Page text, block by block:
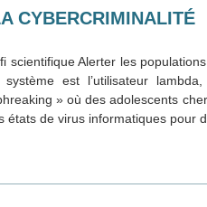
CYBERCRIMINALITÉ
scientifique Alerter les
système est l’utilisateur
» où des adolescents
états de virus informatiques pour